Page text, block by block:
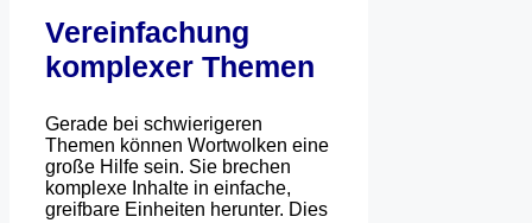
Vereinfachung
komplexer Themen
Gerade bei schwierigeren
Themen können Wortwolken eine
große Hilfe sein. Sie brechen
komplexe Inhalte in einfache,
greifbare Einheiten herunter. Dies